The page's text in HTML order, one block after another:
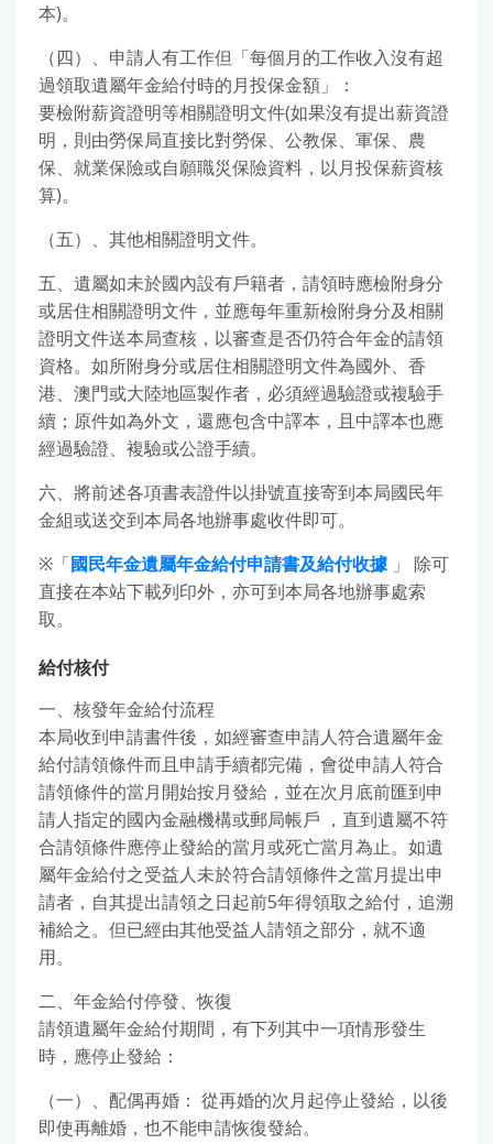
本)。
（四）、申請人有工作但「每個月的工作收入沒有超
過領取遺屬年金給付時的月投保金額」：
要檢附薪資證明等相關證明文件(如果沒有提出薪資證
明，則由勞保局直接比對勞保、公教保、軍保、農
保、就業保險或自願職災保險資料，以月投保薪資核
算)。
（五）、其他相關證明文件。
五、遺屬如未於國內設有戶籍者，請領時應檢附身分
或居住相關證明文件，並應每年重新檢附身分及相關
證明文件送本局查核，以審查是否仍符合年金的請領
資格。如所附身分或居住相關證明文件為國外、香
港、澳門或大陸地區製作者，必須經過驗證或複驗手
續；原件如為外文，還應包含中譯本，且中譯本也應
經過驗證、複驗或公證手續。
六、將前述各項書表證件以掛號直接寄到本局國民年
金組或送交到本局各地辦事處收件即可。
※「國民年金遺屬年金給付申請書及給付收據」 除可
直接在本站下載列印外，亦可到本局各地辦事處索
取。
給付核付
一、核發年金給付流程
本局收到申請書件後，如經審查申請人符合遺屬年金
給付請領條件而且申請手續都完備，會從申請人符合
請領條件的當月開始按月發給，並在次月底前匯到申
請人指定的國內金融機構或郵局帳戶 ，直到遺屬不符
合請領條件應停止發給的當月或死亡當月為止。如遺
屬年金給付之受益人未於符合請領條件之當月提出申
請者，自其提出請領之日起前5年得領取之給付，追溯
補給之。但已經由其他受益人請領之部分，就不適
用。
二、年金給付停發、恢復
請領遺屬年金給付期間，有下列其中一項情形發生
時，應停止發給：
（一）、配偶再婚： 從再婚的次月起停止發給，以後
即使再離婚，也不能申請恢復發給。